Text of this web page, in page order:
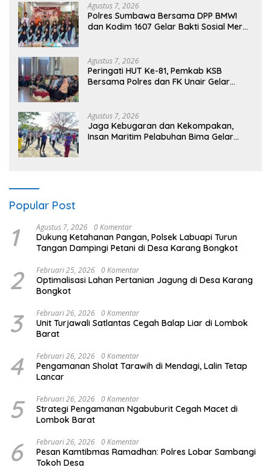
Agustus 7, 2026
Polres Sumbawa Bersama DPP BMWI
dan Kodim 1607 Gelar Bakti Sosial Merah
Agustus 7, 2026
Peringati HUT Ke-81, Pemkab KSB
Bersama Polres dan FK Unair Gelar
Agustus 7, 2026
Jaga Kebugaran dan Kekompakan,
Insan Maritim Pelabuhan Bima Gelar
Popular Post
1 Agustus 7, 2026 0 Komentar
Dukung Ketahanan Pangan, Polsek Labuapi Turun
Tangan Dampingi Petani di Desa Karang Bongkot
2 Februari 25, 2026 0 Komentar
Optimalisasi Lahan Pertanian Jagung di Desa Karang
Bongkot
3 Februari 26, 2026 0 Komentar
Unit Turjawali Satlantas Cegah Balap Liar di Lombok
Barat
4 Februari 26, 2026 0 Komentar
Pengamanan Sholat Tarawih di Mendagi, Lalin Tetap
Lancar
5 Februari 26, 2026 0 Komentar
Strategi Pengamanan Ngabuburit Cegah Macet di
Lombok Barat
6 Februari 26, 2026 0 Komentar
Pesan Kamtibmas Ramadhan: Polres Lobar Sambangi
Tokoh Desa